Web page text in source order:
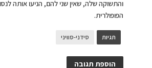
והתשוקה שלה, שאין שני להם, הניעו אותה
הפופולרית.
תגיות סידני-סוויני
הוספת תגובה